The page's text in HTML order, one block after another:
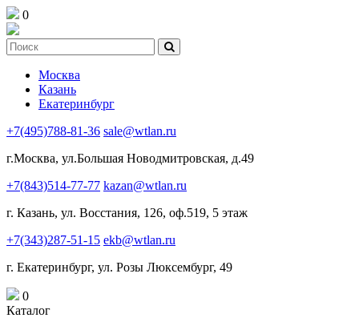
0
Москва
Казань
Екатеринбург
+7(495)788-81-36 sale@wtlan.ru
г.Москва, ул.Большая Новодмитровская, д.49
+7(843)514-77-77 kazan@wtlan.ru
г. Казань, ул. Восстания, 126, оф.519, 5 этаж
+7(343)287-51-15 ekb@wtlan.ru
г. Екатеринбург, ул. Розы Люксембург, 49
0
Каталог